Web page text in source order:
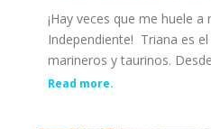
¡Hay veces que me huele a
Independiente! Triana es
marineros y taurinos. Desde
Read more.